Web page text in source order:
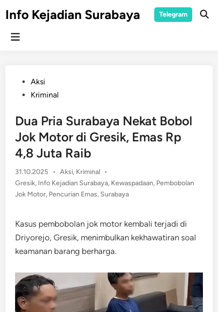
toInfo Kejadian Surabaya Telegram
Main
PostedAksi
Kriminal
Dua Pria Surabaya Nekat Bobol
Jok Motor di Gresik, Emas Rp
4,8 Juta Raib
31.10.2025 • Posted
in
Aksi, Kriminal •
Gresik, Info Kejadian Surabaya, Kewaspadaan, Pembobolan
Jok Motor, Pencurian Emas, Surabaya
Kasus pembobolan jok motor kembali terjadi di
Driyorejo, Gresik, menimbulkan kekhawatiran soal
keamanan barang berharga.